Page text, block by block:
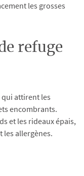
les grosses
refuge
qui attirent les
encombrants.
et les rideaux épais,
les allergènes.